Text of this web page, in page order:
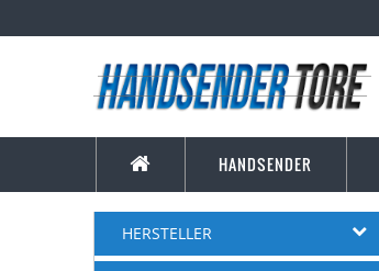
HANDSENDER
HERSTELLER